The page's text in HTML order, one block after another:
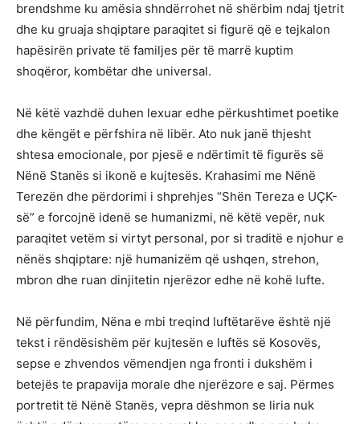
brendshme ku amësia shndërrohet në shërbim ndaj tjetrit
dhe ku gruaja shqiptare paraqitet si figurë që e tejkalon
hapësirën private të familjes për të marrë kuptim
shoqëror, kombëtar dhe universal.
Në këtë vazhdë duhen lexuar edhe përkushtimet poetike
dhe këngët e përfshira në libër. Ato nuk janë thjesht
shtesa emocionale, por pjesë e ndërtimit të figurës së
Nënë Stanës si ikonë e kujtesës. Krahasimi me Nënë
Terezën dhe përdorimi i shprehjes “Shën Tereza e UÇK-
së” e forcojnë idenë se humanizmi, në këtë vepër, nuk
paraqitet vetëm si virtyt personal, por si traditë e njohur e
nënës shqiptare: një humanizëm që ushqen, strehon,
mbron dhe ruan dinjitetin njerëzor edhe në kohë lufte.
Në përfundim, Nëna e mbi treqind luftëtarëve është një
tekst i rëndësishëm për kujtesën e luftës së Kosovës,
sepse e zhvendos vëmendjen nga fronti i dukshëm i
betejës te prapavija morale dhe njerëzore e saj. Përmes
portretit të Nënë Stanës, vepra dëshmon se liria nuk